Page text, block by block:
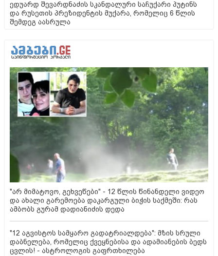
ედუარდ შევარდნაძის სკანდალური საჩუქარი პუტინს
და რუსეთის პრეზიდენტის მუქარა, რომელიც 6 წლის
შემდეგ აასრულა
"არ მიმატოვო, გეხვეწები" - 12 წლის წინანდელი ვიდეო
და ახალი გარემოება დაკარგული ბიჭის საქმეში: რას
ამბობს გურამ დადიანიძის დედა
"12 აგვისტოს სამყარო გადატრიალდება": მზის სრული
დაბნელება, რომელიც ქვეყნებისა და ადამიანების ბედს
ცვლის! - ასტროლოგის გაფრთხილება